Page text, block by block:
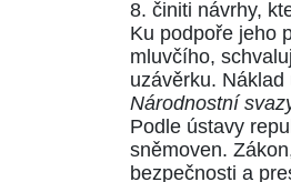
8. činiti návrhy,
Ku podpoře jeho
mluvčího,
uzávěrku.
Národnostní
Podle ústavy
sněmoven.
bezpečnosti a